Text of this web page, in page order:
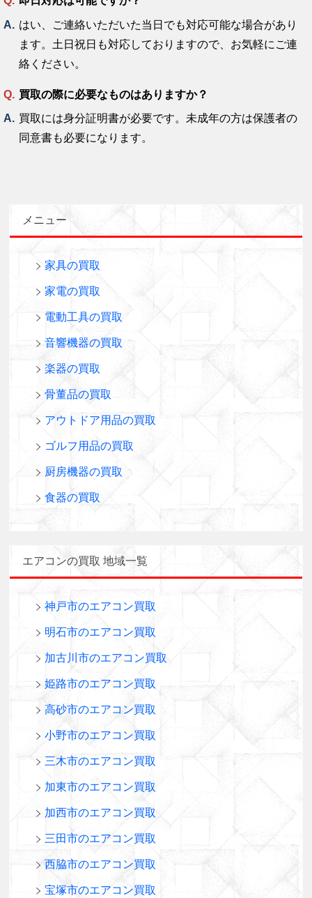
はい、ご連絡いただいた当日でも対応可能な場合があり
ます。土日祝日も対応しておりますので、お気軽にご連
絡ください。
買取の際に必要なものはありますか？
買取には身分証明書が必要です。未成年の方は保護者の
同意書も必要になります。
メニュー
家具の買取
家電の買取
電動工具の買取
音響機器の買取
楽器の買取
骨董品の買取
アウトドア用品の買取
ゴルフ用品の買取
厨房機器の買取
食器の買取
エアコンの買取 地域一覧
神戸市のエアコン買取
明石市のエアコン買取
加古川市のエアコン買取
姫路市のエアコン買取
高砂市のエアコン買取
小野市のエアコン買取
三木市のエアコン買取
加東市のエアコン買取
加西市のエアコン買取
三田市のエアコン買取
西脇市のエアコン買取
宝塚市のエアコン買取